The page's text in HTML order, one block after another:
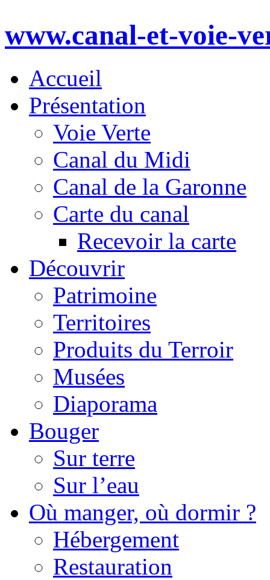
www.canal-et-voie-
Accueil
Présentation
Voie Verte
Canal du Midi
Canal de la Garonne
Carte du canal
Recevoir la carte
Découvrir
Patrimoine
Territoires
Produits du Terroir
Musées
Diaporama
Bouger
Sur terre
Sur l’eau
Où manger, où dormir ?
Hébergement
Restauration